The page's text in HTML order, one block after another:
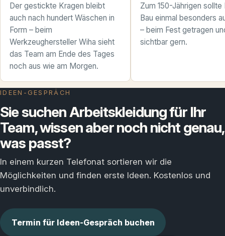
Der gestickte Kragen bleibt
auch nach hundert Wäschen in
Form – beim
Werkzeughersteller Wiha sieht
das Team am Ende des Tages
noch aus wie am Morgen.
Zum 150-Jährigen sollte
Bau einmal besonders
– beim Fest getragen
sichtbar gern.
IDEEN-GESPRÄCH
Sie suchen Arbeitskleidung für Ihr
Team, wissen aber noch nicht genau,
was passt?
In einem kurzen Telefonat sortieren wir die
Möglichkeiten und finden erste Ideen. Kostenlos und
unverbindlich.
Termin für Ideen-Gespräch buchen